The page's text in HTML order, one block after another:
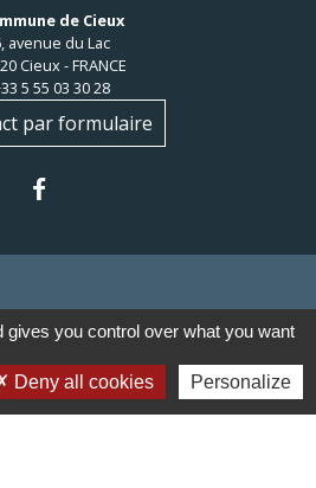
de Cieux
avenue du Lac
Cieux - FRANCE
5 55 03 30 28
par formulaire
du
you control over what you want
Deny all cookies Personalize